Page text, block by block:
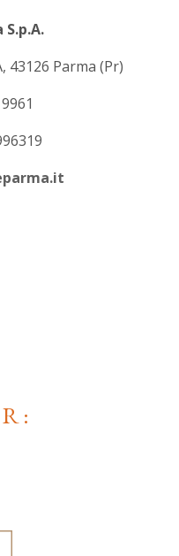
43126 Parma (Pr)